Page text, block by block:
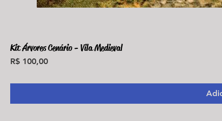
Kit Árvores Cenário - Vila Medieval
Preço
R$ 100,00